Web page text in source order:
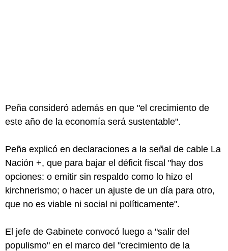
Peña consideró además en que "el crecimiento de
este año de la economía será sustentable".
Peña explicó en declaraciones a la señal de cable La
Nación +, que para bajar el déficit fiscal "hay dos
opciones: o emitir sin respaldo como lo hizo el
kirchnerismo; o hacer un ajuste de un día para otro,
que no es viable ni social ni políticamente".
El jefe de Gabinete convocó luego a "salir del
populismo" en el marco del "crecimiento de la